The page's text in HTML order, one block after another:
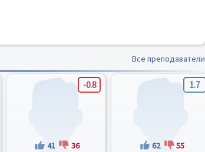
Все преподаватели
-0.8
41 36
1.7
62 55